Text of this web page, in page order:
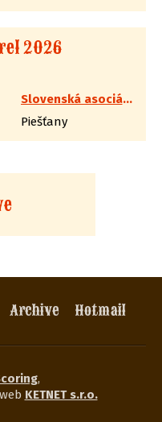
2026
Slovenská asociácia westernovej streľby
Piešťany
Archive Hotmail
,
KETNET s.r.o.